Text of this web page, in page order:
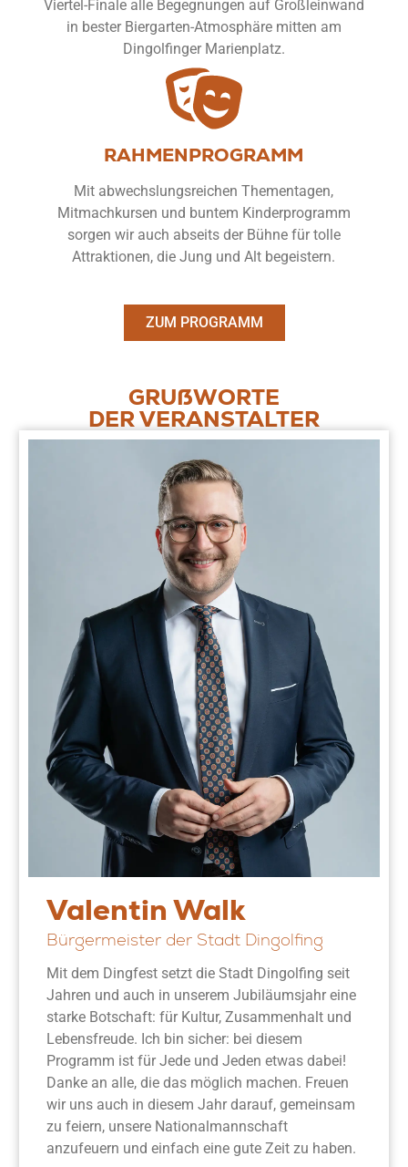
Viertel-Finale alle Begegnungen auf Großleinwand
in bester Biergarten-Atmosphäre mitten am
Dingolfinger Marienplatz.
RAHMENPRO­GRAMM
Mit abwechslungsreichen Thementagen,
Mitmachkursen und buntem Kinderprogramm
sorgen wir auch abseits der Bühne für tolle
Attraktionen, die Jung und Alt begeistern.
ZUM PROGRAMM
GRUßWORTE
DER VERANSTALTER
Valentin Walk
Bürgermeister der Stadt Dingolfing
Mit dem Dingfest setzt die Stadt Dingolfing seit
Jahren und auch in unserem Jubiläumsjahr eine
starke Botschaft: für Kultur, Zusammenhalt und
Lebensfreude. Ich bin sicher: bei diesem
Programm ist für Jede und Jeden etwas dabei!
Danke an alle, die das möglich machen. Freuen
wir uns auch in diesem Jahr darauf, gemeinsam
zu feiern, unsere Nationalmannschaft
anzufeuern und einfach eine gute Zeit zu haben.